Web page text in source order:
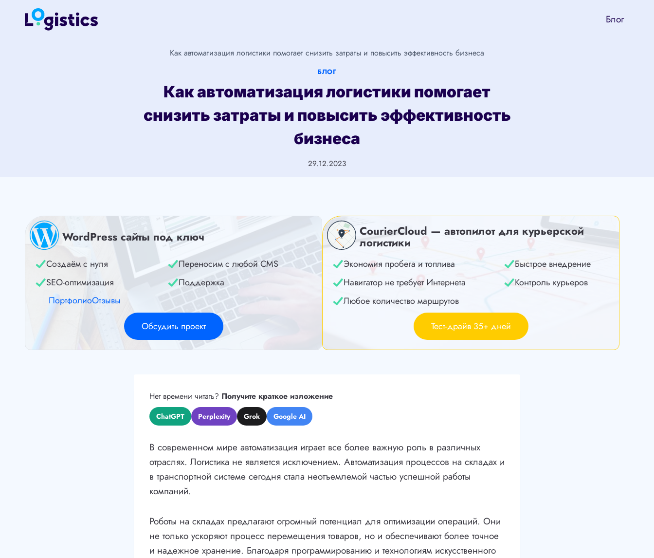
Перейти
Блог
Как автоматизация логистики помогает снизить затраты и повысить эффективность бизнеса
БЛОГ
Как автоматизация логистики помогает
снизить затраты и повысить эффективность
бизнеса
29.12.2023
WordPress сайты под ключ
Создаём с нуля
Переносим с любой CMS
SEO-оптимизация
Поддержка
ПортфолиоОтзывы
Обсудить проект
CourierCloud — автопилот для курьерской
логистики
Экономия пробега и топлива
Быстрое внедрение
Навигатор не требует Интернета
Контроль курьеров
Любое количество маршрутов
Тест-драйв 35+ дней
Нет времени читать? Получите краткое изложение
ChatGPT Perplexity Grok Google AI
В современном мире автоматизация играет все более важную роль в различных
отраслях. Логистика не является исключением. Автоматизация процессов на складах и
в транспортной системе сегодня стала неотъемлемой частью успешной работы
компаний.
Роботы на складах предлагают огромный потенциал для оптимизации операций. Они
не только ускоряют процесс перемещения товаров, но и обеспечивают более точное
и надежное хранение. Благодаря программированию и технологиям искусственного